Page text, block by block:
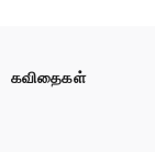
கவிதைகள்